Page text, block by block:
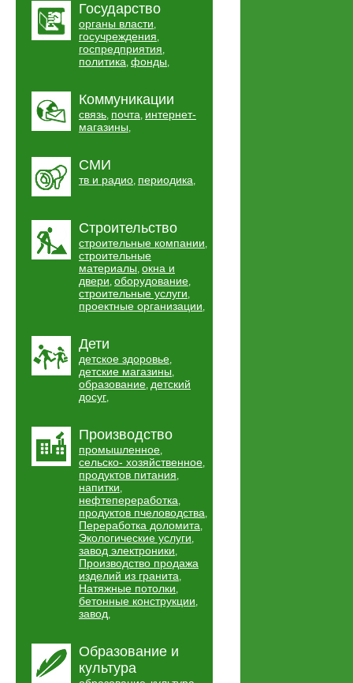
Государство
органы власти,
госучреждения,
госпредприятия,
политика, фонды,
Коммуникации
связь, почта, интернет-
магазины,
СМИ
тв и радио, периодика,
Строительство
строительные компании,
строительные
материалы, окна и
двери, оборудование,
строительные услуги,
проектные организации,
Дети
детское здоровье,
детские магазины,
образование, детский
досуг,
Производство
промышленное,
сельско- хозяйственное,
продуктов питания,
напитки,
нефтепереработка,
продуктов пчеловодства,
Переработка доломита,
Экологические услуги,
завод электроники,
Производство продажа
изделий из гранита,
Натяжные потолки,
бетонные конструкции,
завод,
Образование и
культура